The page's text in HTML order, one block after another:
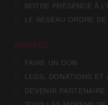
NOTRE PRÉSENCE À
LE RÉSEAU ORDRE
AGISSEZ
FAIRE UN DON
LEGS, DONATIONS ET
DEVENIR PARTENAIRE